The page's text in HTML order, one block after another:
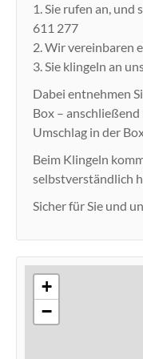
1. Sie rufen an, und
611 277
2. Wir vereinbaren
3. Sie klingeln an
Dabei entnehmen
Box –
Umschlag in der
Beim Klingeln
selbstverständlich
Sicher für Sie und
+
−